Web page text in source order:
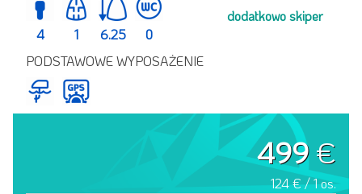
4 1 6.25 0
dodatkowo skiper
PODSTAWOWE WYPOSAŻENIE
499€
124 € / 1 os.